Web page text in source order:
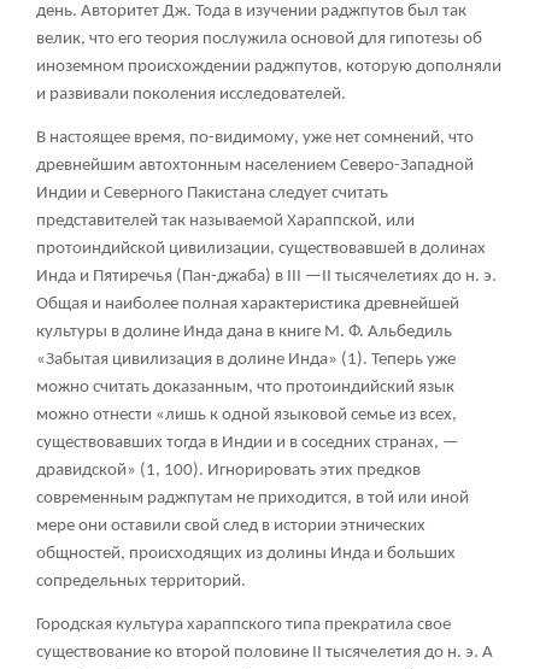
день. Авторитет Дж. Тода в изучении раджпутов был так
велик, что его теория послужила основой для гипотезы об
иноземном происхождении раджпутов, которую дополняли
и развивали поколения исследователей.
В настоящее время, по-видимому, уже нет сомнений, что
древнейшим автохтонным населением Северо-Западной
Индии и Северного Пакистана следует считать
представителей так называемой Хараппской, или
протоиндийской цивилизации, существовавшей в долинах
Инда и Пятиречья (Пан-джаба) в III —II тысячелетиях до н. э.
Общая и наиболее полная характеристика древнейшей
культуры в долине Инда дана в книге М. Ф. Альбедиль
«Забытая цивилизация в долине Инда» (1). Теперь уже
можно считать доказанным, что протоиндийский язык
можно отнести «лишь к одной языковой семье из всех,
существовавших тогда в Индии и в соседних странах, —
дравидской» (1, 100). Игнорировать этих предков
современным раджпутам не приходится, в той или иной
мере они оставили свой след в истории этнических
общностей, происходящих из долины Инда и больших
сопредельных территорий.
Городская культура хараппского типа прекратила свое
существование ко второй половине II тысячелетия до н. э. А